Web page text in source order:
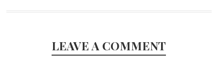
LEAVE A COMMENT